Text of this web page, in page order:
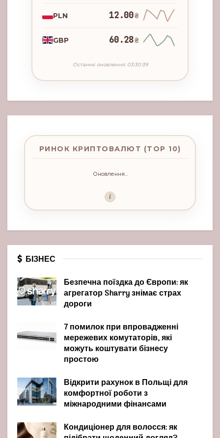
PLN 12.00₴
GBP 60.28₴
Останнє оновлення: 03:30:39
РИНОК КРИПТОВАЛЮТ (TOP 10)
Оновлення...
i
БІЗНЕС
Безпечна поїздка до Європи: як
агрегатор Sharry знімає страх
дороги
7 помилок при впровадженні
мережевих комутаторів, які
можуть коштувати бізнесу
простою
Відкрити рахунок в Польщі для
комфортної роботи з
міжнародними фінансами
Кондиціонер для волосся: як